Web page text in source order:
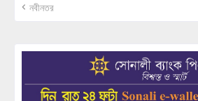
নবীনতর